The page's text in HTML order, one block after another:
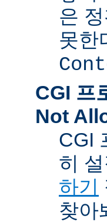
은
못한
CGI 프
Not
CGI
히
하기
찾아